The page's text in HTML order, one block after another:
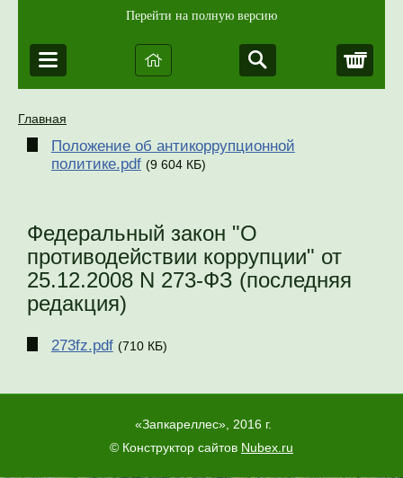
Перейти на полную версию
Главная
Положение об антикоррупционной
политике.pdf (9 604 КБ)
Федеральный закон "О
противодействии коррупции" от
25.12.2008 N 273-ФЗ (последняя
редакция)
273fz.pdf (710 КБ)
«Запкареллес», 2016 г.
© Конструктор сайтов Nubex.ru